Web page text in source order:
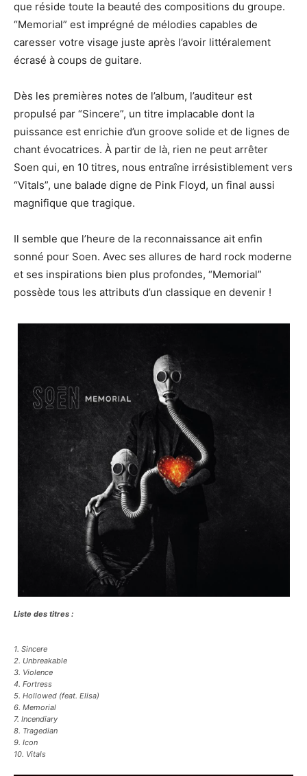
que réside toute la beauté des compositions du groupe.
“Memorial” est imprégné de mélodies capables de
caresser votre visage juste après l’avoir littéralement
écrasé à coups de guitare.
Dès les premières notes de l’album, l’auditeur est
propulsé par “Sincere”, un titre implacable dont la
puissance est enrichie d’un groove solide et de lignes de
chant évocatrices. À partir de là, rien ne peut arrêter
Soen qui, en 10 titres, nous entraîne irrésistiblement vers
“Vitals”, une balade digne de Pink Floyd, un final aussi
magnifique que tragique.
Il semble que l’heure de la reconnaissance ait enfin
sonné pour Soen. Avec ses allures de hard rock moderne
et ses inspirations bien plus profondes, “Memorial”
possède tous les attributs d’un classique en devenir !
Liste des titres :
1. Sincere
2. Unbreakable
3. Violence
4. Fortress
5. Hollowed (feat. Elisa)
6. Memorial
7. Incendiary
8. Tragedian
9. Icon
10. Vitals